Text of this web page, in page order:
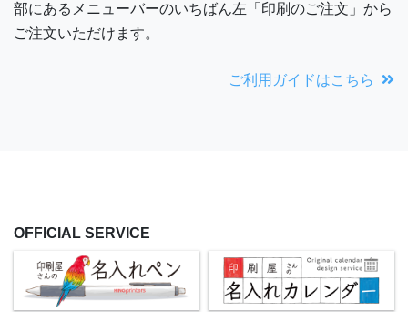
部にあるメニューバーのいちばん左「印刷のご注文」から
ご注文いただけます。
ご利用ガイドはこちら
OFFICIAL SERVICE